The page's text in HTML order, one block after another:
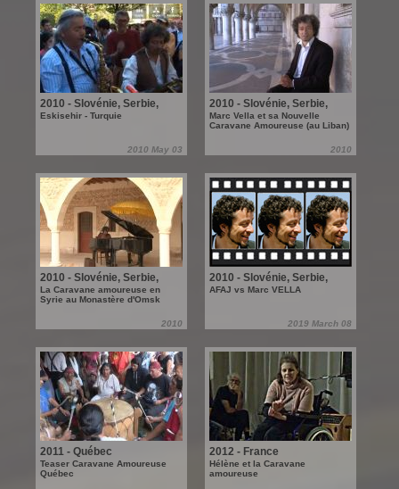
2010 - Slovénie, Serbie,
Bulgarie, Turquie, Syrie,
Eskisehir - Turquie
2010 May 03
2010 - Slovénie, Serbie,
Bulgarie, Turquie, Syrie,
Liban
Marc Vella et sa Nouvelle
Caravane Amoureuse (au Liban)
2010
2010 - Slovénie, Serbie,
Bulgarie, Turquie, Syrie,
Liban
La Caravane amoureuse en
Syrie au Monastère d'Omsk
2010
2010 - Slovénie, Serbie,
Bulgarie, Turquie, Syrie,
AFAJ vs Marc VELLA
2019 March 08
2011 - Québec
Teaser Caravane Amoureuse
Québec
2012 - France
Hélène et la Caravane
amoureuse